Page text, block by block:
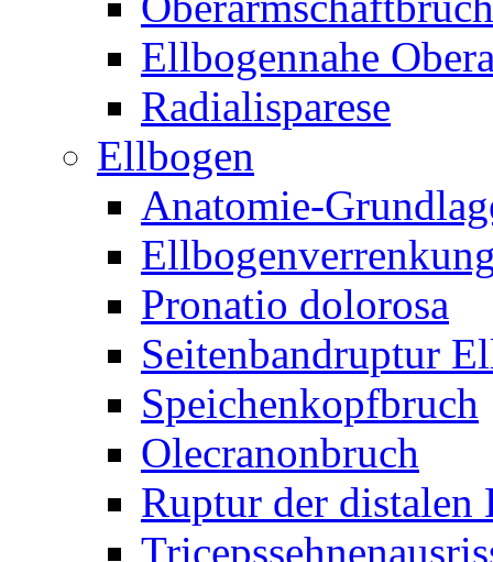
Ellbogennahe
Radialisparese
Ellbogen
Anatomie-
Pronatio dolorosa
Seitenbandruptur
Speichenkopfbruch
Olecranonbruch
Ruptur der distalen